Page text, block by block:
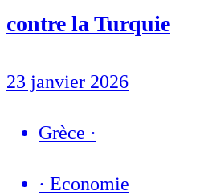
contre la Turquie
23 janvier 2026
Grèce ·
· Economie